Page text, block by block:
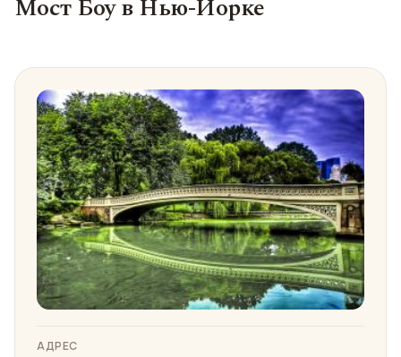
Мост Боу в Нью-Йорке
АДРЕС